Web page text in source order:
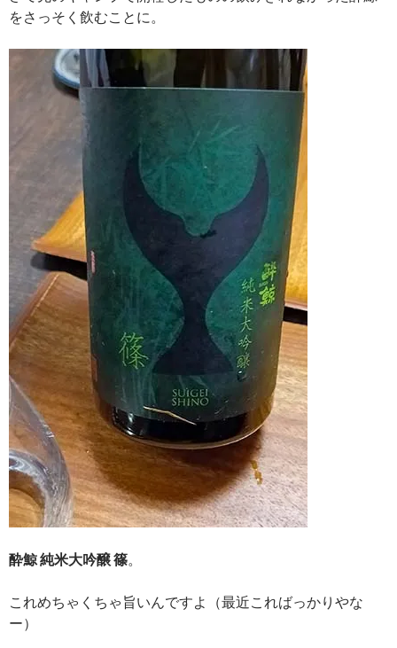
をさっそく飲むことに。
酔鯨 純米大吟醸 篠
これめちゃくちゃ旨いんですよ（最近こればっかりやな
ー）